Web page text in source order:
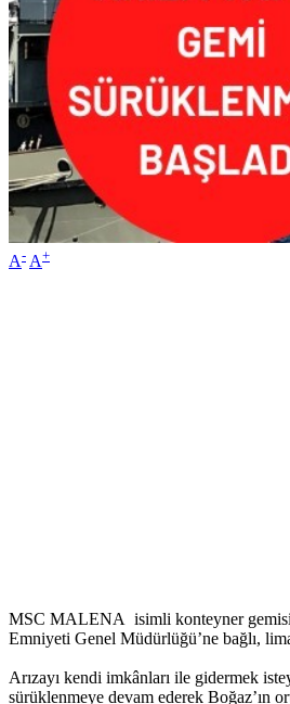
A- A+
MSC MALENA isimli konteyner gemisi
Emniyeti Genel Müdürlüğü’ne bağlı,
Arızayı kendi imkânları ile gidermek
sürüklenmeye devam ederek Boğaz’ın